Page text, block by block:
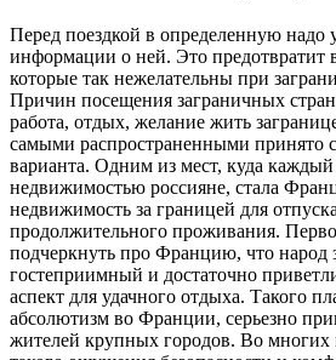
Перед поездкой в определенную надо
информации о ней. Это предотвратит
которые так нежелательны при
Причин посещения заграничных
работа, отдых, желание жить
самыми распространенными принято
варианта. Одним из мест, куда каждый
недвижимостью россияне, стала
недвижимость за границей для
продолжительного проживания.
подчеркнуть про Францию, что народ
гостеприимный и достаточно
аспект для удачного отдыха. Такого
абсолютизм во Франции, серьезно
жителей крупных городов. Во многих